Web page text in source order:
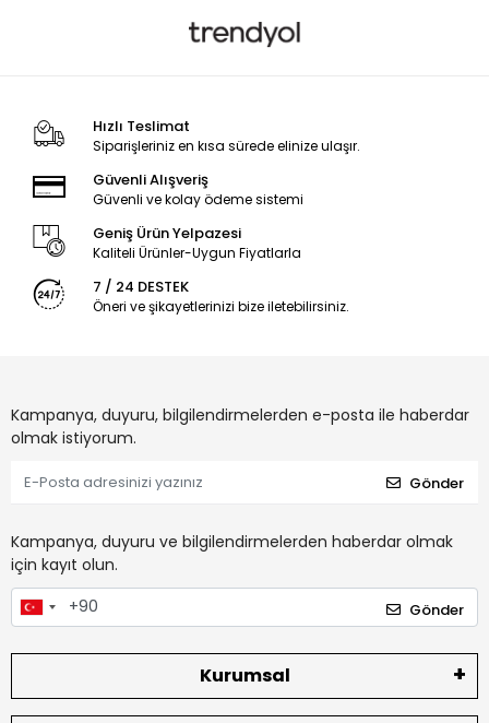
Hızlı Teslimat
Siparişleriniz en kısa sürede elinize ulaşır.
Güvenli Alışveriş
Güvenli ve kolay ödeme sistemi
Geniş Ürün Yelpazesi
Kaliteli Ürünler-Uygun Fiyatlarla
7 / 24 DESTEK
Öneri ve şikayetlerinizi bize iletebilirsiniz.
Kampanya, duyuru, bilgilendirmelerden e-posta ile haberdar
olmak istiyorum.
Gönder
Kampanya, duyuru ve bilgilendirmelerden haberdar olmak
için kayıt olun.
Gönder
Kurumsal